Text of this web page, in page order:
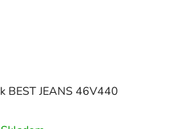
BEST JEANS 46V440